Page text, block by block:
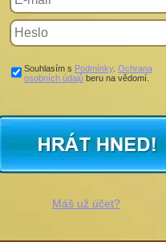
Souhlasím s Podmínky. Ochrana
osobních údajů beru na vědomí.
Máš už účet?